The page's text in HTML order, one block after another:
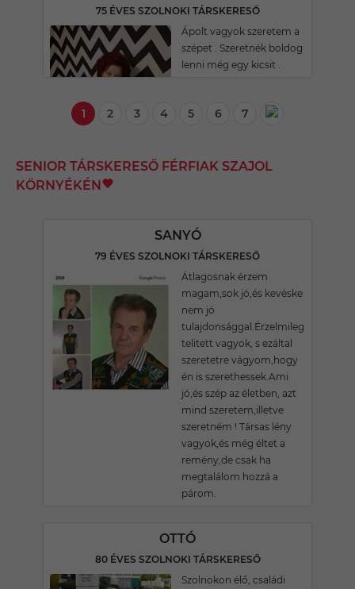
75 ÉVES SZOLNOKI TÁRSKERESŐ
Ápolt vagyok szeretem a
szépet . Szeretnék boldog
lenni még egy kicsit .
1 2 3 4 5 6 7
SENIOR TÁRSKERESŐ FÉRFIAK SZAJOL
KÖRNYÉKÉN
SANYÓ
79 ÉVES SZOLNOKI TÁRSKERESŐ
Átlagosnak érzem
magam,sok jó,és kevéske
nem jó
tulajdonsággal.Érzelmileg
telitett vagyok, s ezáltal
szeretetre vágyom,hogy
én is szerethessek.Ami
jó,és szép az életben, azt
mind szeretem,illetve
szeretném ! Társas lény
vagyok,és még éltet a
remény,de csak ha
megtalálom hozzá a
párom.
OTTÓ
80 ÉVES SZOLNOKI TÁRSKERESŐ
Szolnokon élő, családi